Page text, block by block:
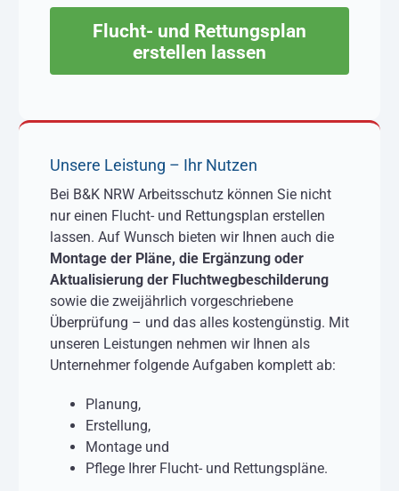
Flucht- und Rettungsplan
erstellen lassen
Unsere Leistung – Ihr Nutzen
Bei B&K NRW Arbeitsschutz können Sie nicht
nur einen Flucht- und Rettungsplan erstellen
lassen. Auf Wunsch bieten wir Ihnen auch die
Montage der Pläne, die Ergänzung oder
Aktualisierung der Fluchtwegbeschilderung
sowie die zweijährlich vorgeschriebene
Überprüfung – und das alles kostengünstig. Mit
unseren Leistungen nehmen wir Ihnen als
Unternehmer folgende Aufgaben komplett ab:
Planung,
Erstellung,
Montage und
Pflege Ihrer Flucht- und Rettungspläne.